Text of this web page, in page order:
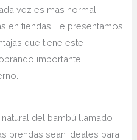
vez es mas normal
en tiendas. Te presentamos
que tiene este
importante
del bambú llamado
prendas sean ideales para